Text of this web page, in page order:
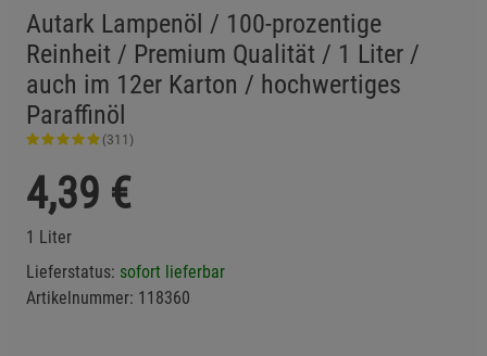
Autark Lampenöl / 100-prozentige
Reinheit / Premium Qualität / 1 Liter /
auch im 12er Karton / hochwertiges
Paraffinöl
(311)
4,39 €
1 Liter
Lieferstatus: sofort lieferbar
Artikelnummer: 118360